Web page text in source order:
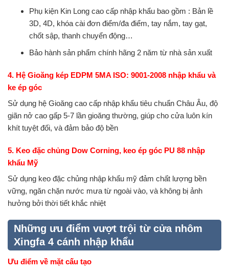
Phụ kiện Kin Long cao cấp nhập khẩu bao gồm : Bản lề
3D, 4D, khóa cài đơn điểm/đa điểm, tay nắm, tay gạt,
chốt sập, thanh chuyển động…
Bảo hành sản phẩm chính hãng 2 năm từ nhà sản xuất
4. Hệ Gioăng kép EDPM 5MA ISO: 9001-2008 nhập khẩu và
ke ép góc
Sử dụng hệ Gioăng cao cấp nhập khẩu tiêu chuẩn Châu Âu, độ
giãn nở cao gấp 5-7 lần gioăng thường, giúp cho cửa luôn kín
khít tuyệt đối, và đảm bảo độ bền
5. Keo đặc chủng Dow Corning, keo ép góc PU 88 nhập
khẩu Mỹ
Sử dụng keo đặc chủng nhập khẩu mỹ đảm chất lượng bền
vững, ngăn chặn nước mưa từ ngoài vào, và không bị ảnh
hưởng bởi thời tiết khắc nhiệt
Những ưu điểm vượt trội từ cửa nhôm
Xingfa 4 cánh nhập khẩu
Ưu điểm về mặt cấu tạo